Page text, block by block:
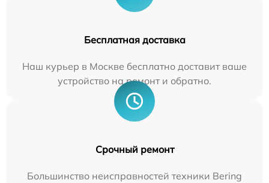
Бесплатная доставка
Наш курьер в Москве бесплатно доставит ваше
устройство на ремонт и обратно.
Срочный ремонт
Большинство неисправностей техники Bering